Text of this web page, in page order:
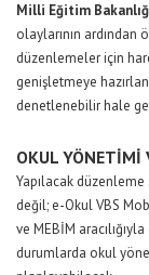
Milli Eğitim
olaylarının
düzenlemeler için
genişletmeye
denetlenebilir hale
OKUL YÖNETİMİ
Yapılacak
değil; e-Okul VBS
ve MEBİM
durumlarda okul